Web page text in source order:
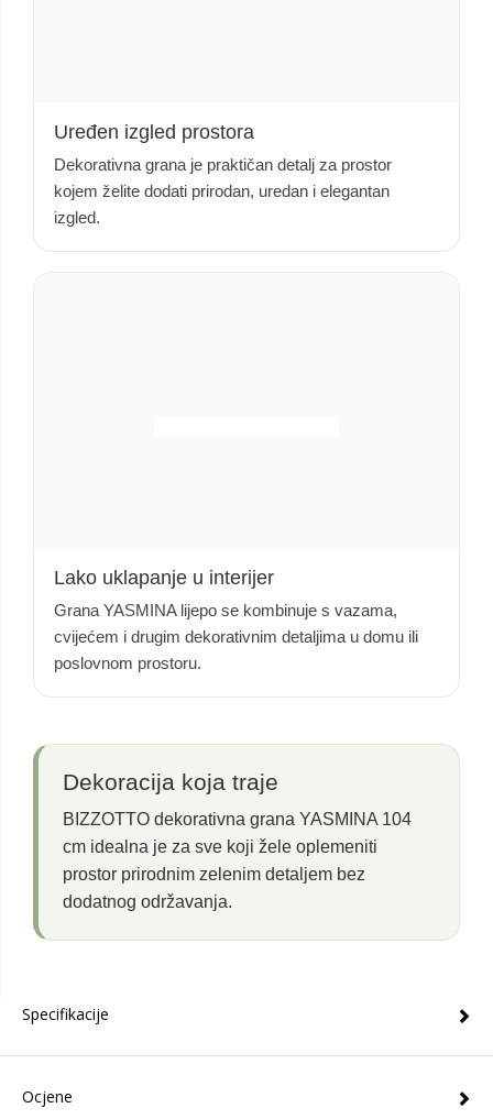
Uređen izgled prostora
Dekorativna grana je praktičan detalj za prostor
kojem želite dodati prirodan, uredan i elegantan
izgled.
Lako uklapanje u interijer
Grana YASMINA lijepo se kombinuje s vazama,
cvijećem i drugim dekorativnim detaljima u domu ili
poslovnom prostoru.
Dekoracija koja traje
BIZZOTTO dekorativna grana YASMINA 104
cm idealna je za sve koji žele oplemeniti
prostor prirodnim zelenim detaljem bez
dodatnog održavanja.
Specifikacije
Ocjene